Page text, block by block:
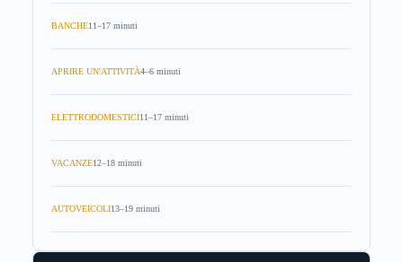
BANCHE11–17 minuti
APRIRE UN'ATTIVITÀ4–6 minuti
ELETTRODOMESTICI11–17 minuti
VACANZE12–18 minuti
AUTOVEICOLI13–19 minuti